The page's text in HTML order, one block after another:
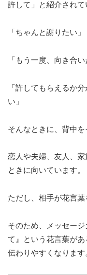
許して」と紹介されて
「ちゃんと謝りたい」
「もう一度、向き合い
「許してもらえるか
い」
そんなときに、背中を
恋人や夫婦、友人、
ときに向いています。
ただし、相手が花言葉
そのため、メッセー
て』という花言葉が
伝わりやすくなります